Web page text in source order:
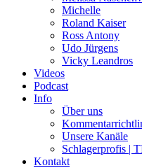
Michelle
Roland Kaiser
Ross Antony
Udo Jürgens
Vicky Leandros
Videos
Podcast
Info
Über uns
Unsere Kanäle
Schlagerprofis |
Kontakt